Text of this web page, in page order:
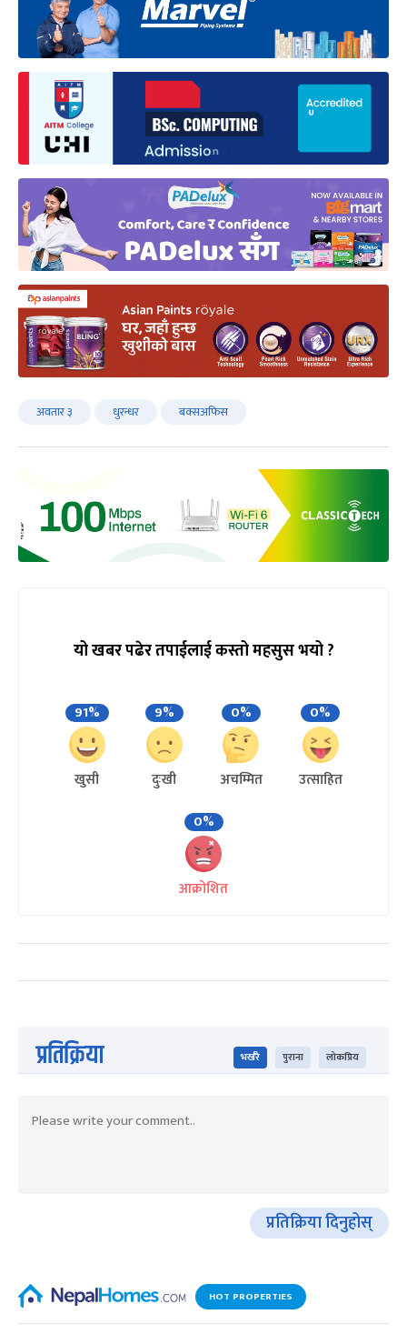
अवतार ३ धुरन्धर बक्सअफिस
यो खबर पढेर तपाईलाई कस्तो महसुस भयो ?
91%
खुसी
9%
दुःखी
0%
अचम्मित
0%
उत्साहित
0%
आक्रोशित
प्रतिक्रिया भर्खरै पुराना लोकप्रिय
प्रतिक्रिया दिनुहोस्
HOT PROPERTIES